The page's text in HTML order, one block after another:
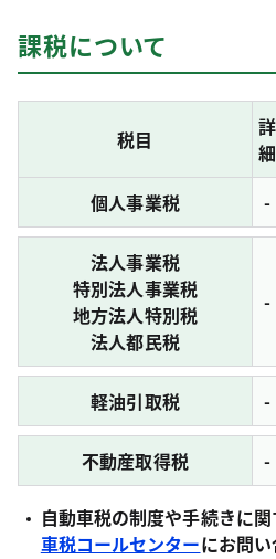
課税について
税目
詳
細
個人事業税 -
法人事業税
特別法人事業税
地方法人特別税
法人都民税
-
軽油引取税 -
不動産取得税 -
自動車税の制度や手続きに関
車税コールセンターにお問い